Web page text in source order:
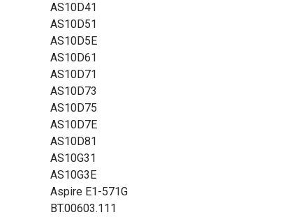
AS10D41
AS10D51
AS10D5E
AS10D61
AS10D71
AS10D73
AS10D75
AS10D7E
AS10D81
AS10G31
AS10G3E
Aspire E1-571G
BT.00603.111